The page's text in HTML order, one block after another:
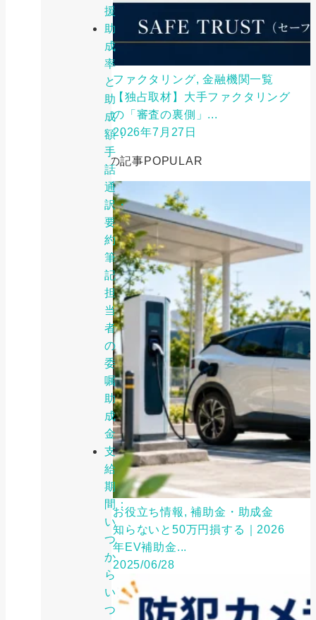
援
助
成
率
と
助
成
額：
手
話
通
訳・
要
約
筆
記
担
当
者
の
委
嘱
助
成
金
支
給
期
間：
い
つ
か
ら
い
つ
ファクタリング, 金融機関一覧
【独占取材】大手ファクタリング
の「審査の裏側」...
2026年7月27日
人気の記事POPULAR
お役立ち情報, 補助金・助成金
知らないと50万円損する｜2026
年EV補助金...
2025/06/28